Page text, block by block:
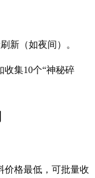
新（如夜间）。
收集10个“神秘碎
价格最低，可批量收